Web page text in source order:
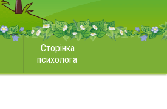
Сторінка
психолога